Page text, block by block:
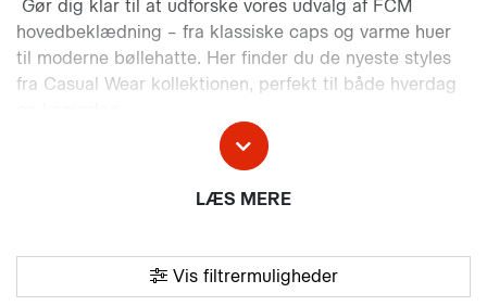
Gør dig klar til at udforske vores udvalg af FCM
hovedbeklædning – fra klassiske caps og varme huer
til moderne bøllehatte. Her finder du de nyeste styles
fra Casual Wear kollektionen, perfekt til både hverdag
LÆS MERE
Vis filtrermuligheder